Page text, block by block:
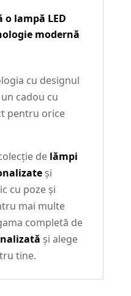
lampă LED
modernă
cu designul
cadou cu
pentru orice
de lămpi
și
cu poze și
mai multe
completă de
și alege
tine.